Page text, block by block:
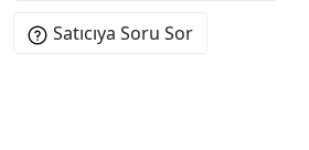
Satıcıya Soru Sor